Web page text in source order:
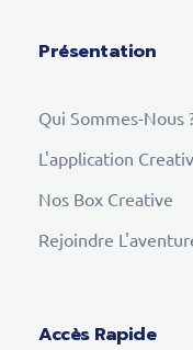
Présentation
Qui Sommes-Nous
L'application
Nos Box Creative
Rejoindre
Accès Rapide